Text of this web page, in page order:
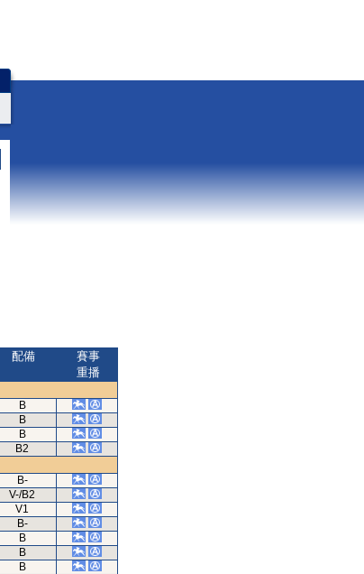
配備
賽事
重播
B
B
B
B2
B-
V-/B2
V1
B-
B
B
B